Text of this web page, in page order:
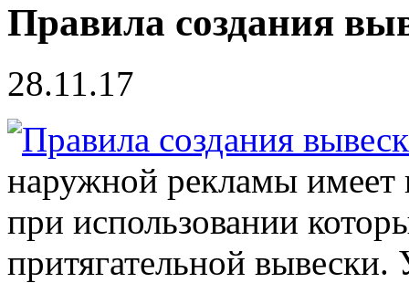
Правила создания
28.11.17
наружной рекламы имеет
при использовании
притягательной